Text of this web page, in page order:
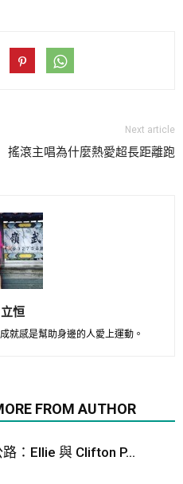
Next article
搖滾主唱為什麼熱愛超長距離跑
恒
就感是幫助身邊的人愛上運動。
FROM AUTHOR
：Ellie 與 Clifton P...